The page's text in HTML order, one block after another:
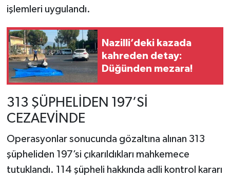
işlemleri uygulandı.
Nazilli’deki kazada
kahreden detay:
Düğünden mezara!
313 ŞÜPHELİDEN 197’Sİ
CEZAEVİNDE
Operasyonlar sonucunda gözaltına alınan 313
şüpheliden 197’si çıkarıldıkları mahkemece
tutuklandı. 114 şüpheli hakkında adli kontrol kararı